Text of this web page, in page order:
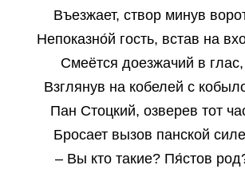
Въезжает, створ минув
Непоказно́й гость, встав на
Смеётся доезжачий в глас,
Взглянув на кобелей с
Пан Стоцкий, озверев тот
Бросает вызов панской
– Вы кто такие? Пя́стов